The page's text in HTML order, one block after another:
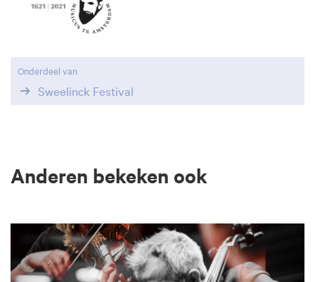
Onderdeel van
Sweelinck Festival
Anderen bekeken ook